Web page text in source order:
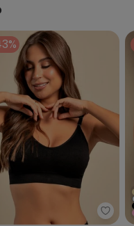
Calcinha Tanga Corte